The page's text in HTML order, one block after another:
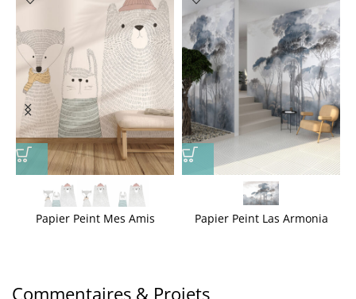
Papier Peint Mes Amis Papier Peint Las Armonia
Commentaires & Projets